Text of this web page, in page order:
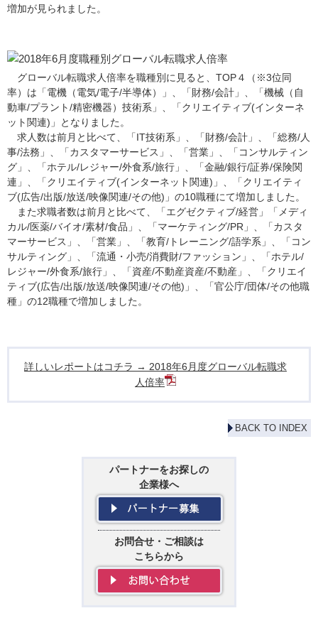
増加が見られました。
グローバル転職求人倍率を職種別に見ると、TOP４（※3位同
率）は「電機（電気/電子/半導体）」、「財務/会計」、「機械（自
動車/プラント/精密機器）技術系」、「クリエイティブ(インターネ
ット関連)」となりました。
求人数は前月と比べて、「IT技術系」、「財務/会計」、「総務/人
事/法務」、「カスタマーサービス」、「営業」、「コンサルティン
グ」、「ホテル/レジャー/外食系/旅行」、「金融/銀行/証券/保険関
連」、「クリエイティブ(インターネット関連)」、「クリエイティ
ブ(広告/出版/放送/映像関連/その他)」の10職種にて増加しました。
また求職者数は前月と比べて、「エグゼクティブ/経営」「メディ
カル/医薬/バイオ/素材/食品」、「マーケティング/PR」、「カスタ
マーサービス」、「営業」、「教育/トレーニング/語学系」、「コン
サルティング」、「流通・小売/消費財/ファッション」、「ホテル/
レジャー/外食系/旅行」、「資産/不動産資産/不動産」、「クリエイ
ティブ(広告/出版/放送/映像関連/その他)」、「官公庁/団体/その他職
種」の12職種で増加しました。
詳しいレポートはコチラ → 2018年6月度グローバル転職求
人倍率
BACK TO INDEX
パートナーをお探しの
企業様へ
お問合せ・ご相談は
こちらから